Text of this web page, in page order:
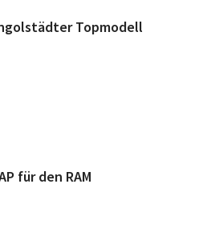
Topmodell
für den RAM